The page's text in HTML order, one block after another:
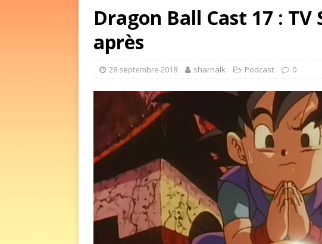
Dragon Ball Cast 17 : TV
après
28 septembre 2018 sharnalk Podcast 0